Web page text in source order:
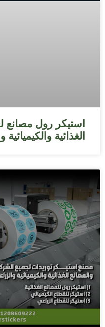
استيكر رول مصانع
الغذائية والكيميائية